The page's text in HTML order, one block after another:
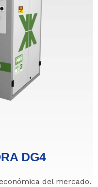
DG4
del mercado.